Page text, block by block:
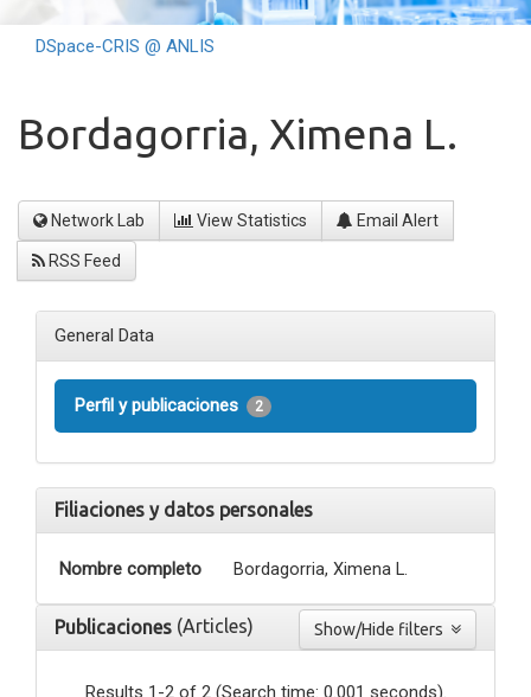
DSpace-CRIS @ ANLIS
Bordagorria, Ximena L.
Network Lab View Statistics Email Alert
RSS Feed
General Data
Perfil y publicaciones 2
Filiaciones y datos personales
Nombre completo Bordagorria, Ximena L.
Publicaciones (Articles)
Results 1-2 of 2 (Search time: 0.001 seconds).